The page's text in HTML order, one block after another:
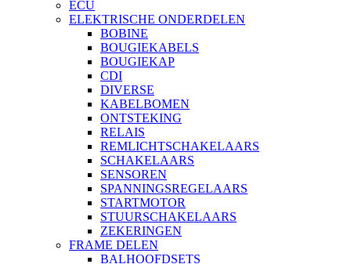
ECU
ELEKTRISCHE ONDERDELEN
BOBINE
BOUGIEKABELS
BOUGIEKAP
CDI
DIVERSE
KABELBOMEN
ONTSTEKING
RELAIS
REMLICHTSCHAKELAARS
SCHAKELAARS
SENSOREN
SPANNINGSREGELAARS
STARTMOTOR
STUURSCHAKELAARS
ZEKERINGEN
FRAME DELEN
BALHOOFDSETS